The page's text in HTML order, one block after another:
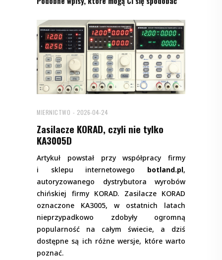
MIERNICTWO 2026-04-24
Zasilacze KORAD, czyli nie tylko
KA3005D
Artykuł powstał przy współpracy firmy
i sklepu internetowego botland.pl,
autoryzowanego dystrybutora wyrobów
chińskiej firmy KORAD. Zasilacze KORAD
oznaczone KA3005, w ostatnich latach
nieprzypadkowo zdobyły ogromną
popularność na całym świecie, a dziś
dostępne są ich różne wersje, które warto
poznać.